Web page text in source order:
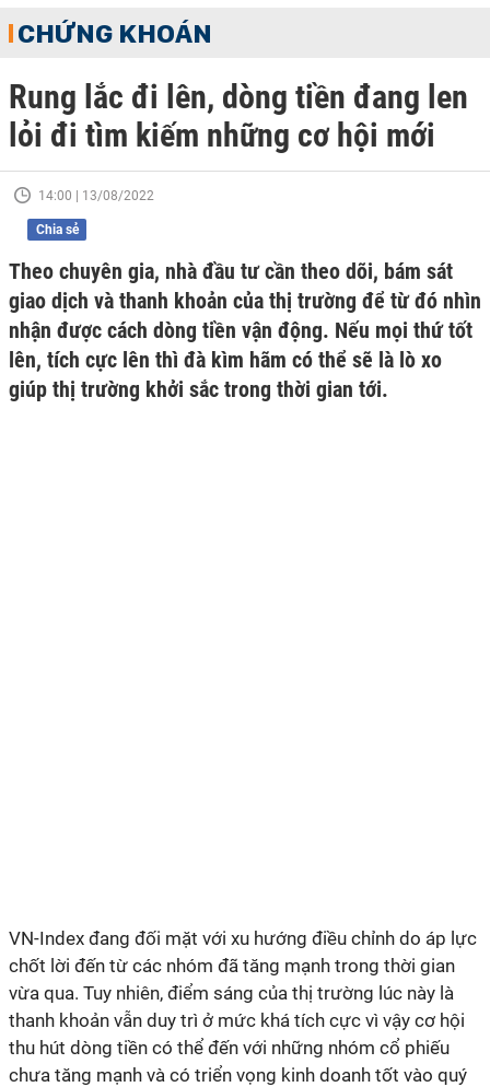
CHỨNG KHOÁN
Rung lắc đi lên, dòng tiền đang len
lỏi đi tìm kiếm những cơ hội mới
14:00 | 13/08/2022
Chia sẻ
Theo chuyên gia, nhà đầu tư cần theo dõi, bám sát
giao dịch và thanh khoản của thị trường để từ đó nhìn
nhận được cách dòng tiền vận động. Nếu mọi thứ tốt
lên, tích cực lên thì đà kìm hãm có thể sẽ là lò xo
giúp thị trường khởi sắc trong thời gian tới.
VN-Index đang đối mặt với xu hướng điều chỉnh do áp lực
chốt lời đến từ các nhóm đã tăng mạnh trong thời gian
vừa qua. Tuy nhiên, điểm sáng của thị trường lúc này là
thanh khoản vẫn duy trì ở mức khá tích cực vì vậy cơ hội
thu hút dòng tiền có thể đến với những nhóm cổ phiếu
chưa tăng mạnh và có triển vọng kinh doanh tốt vào quý